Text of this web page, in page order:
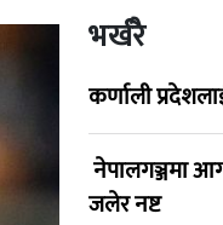
भर्खरै
कर्णाली
नेपालगञ्जमा
जलेर नष्ट